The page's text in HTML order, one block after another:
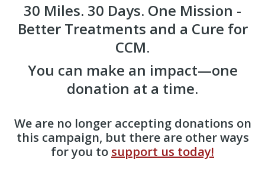
30 Miles. 30 Days. One Mission -
Better Treatments and a Cure for
CCM.
You can make an impact—one
donation at a time.
We are no longer accepting donations on
this campaign, but there are other ways
for you to support us today!